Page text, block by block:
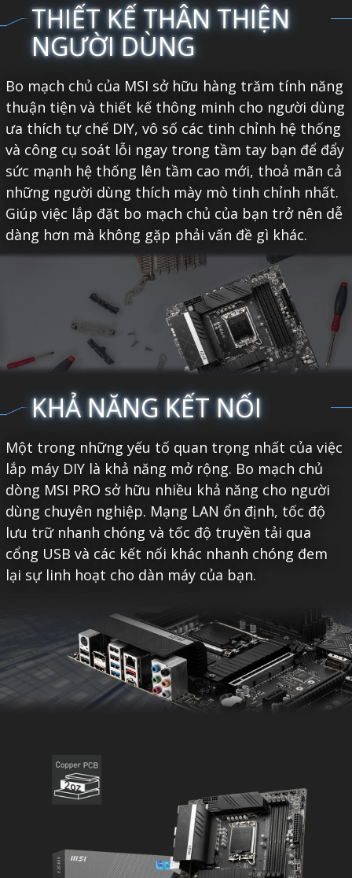
THIẾT KẾ THÂN THIỆN
NGƯỜI DÙNG
Bo mạch chủ của MSI sở hữu hàng trăm tính năng
thuận tiện và thiết kế thông minh cho người dùng
ưa thích tự chế DIY, vô số các tinh chỉnh hệ thống
và công cụ soát lỗi ngay trong tầm tay bạn để đẩy
sức mạnh hệ thống lên tầm cao mới, thoả mãn cả
những người dùng thích mày mò tinh chỉnh nhất.
Giúp việc lắp đặt bo mạch chủ của bạn trở nên dễ
dàng hơn mà không gặp phải vấn đề gì khác.
KHẢ NĂNG KẾT NỐI
Một trong những yếu tố quan trọng nhất của việc
lắp máy DIY là khả năng mở rộng. Bo mạch chủ
dòng MSI PRO sở hữu nhiều khả năng cho người
dùng chuyên nghiệp. Mạng LAN ổn định, tốc độ
lưu trữ nhanh chóng và tốc độ truyền tải qua
cổng USB và các kết nối khác nhanh chóng đem
lại sự linh hoạt cho dàn máy của bạn.